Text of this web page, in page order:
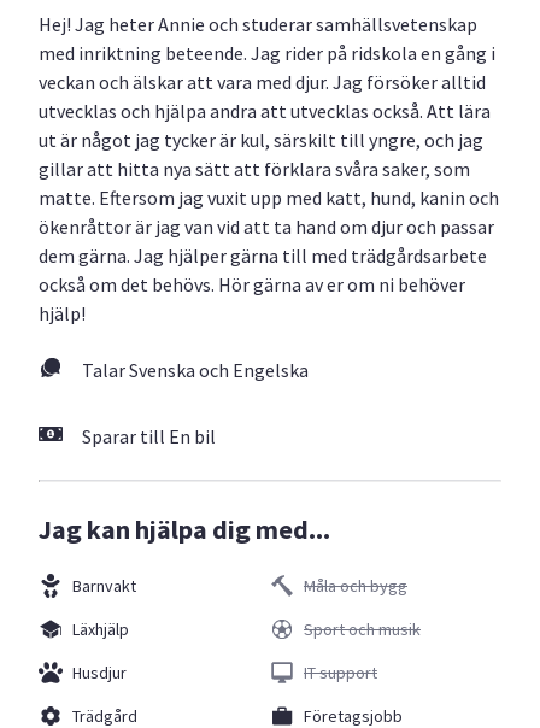
Hej! Jag heter Annie och studerar samhällsvetenskap
med inriktning beteende. Jag rider på ridskola en gång i
veckan och älskar att vara med djur. Jag försöker alltid
utvecklas och hjälpa andra att utvecklas också. Att lära
ut är något jag tycker är kul, särskilt till yngre, och jag
gillar att hitta nya sätt att förklara svåra saker, som
matte. Eftersom jag vuxit upp med katt, hund, kanin och
ökenråttor är jag van vid att ta hand om djur och passar
dem gärna. Jag hjälper gärna till med trädgårdsarbete
också om det behövs. Hör gärna av er om ni behöver
hjälp!
Talar Svenska och Engelska
Sparar till En bil
Jag kan hjälpa dig med...
Barnvakt
Läxhjälp
Husdjur
Trädgård
Måla och bygg
Sport och musik
IT support
Företagsjobb